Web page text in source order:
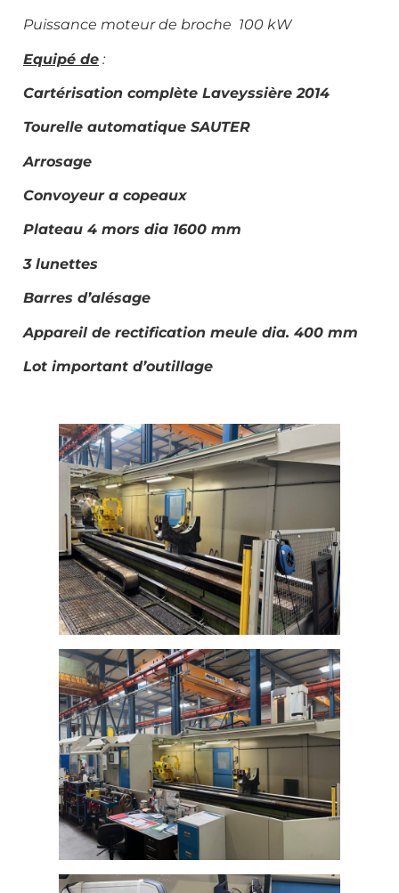
Puissance moteur de broche 100 kW
Equipé de :
Cartérisation complète Laveyssière 2014
Tourelle automatique SAUTER
Arrosage
Convoyeur a copeaux
Plateau 4 mors dia 1600 mm
3 lunettes
Barres d’alésage
Appareil de rectification meule dia. 400 mm
Lot important d’outillage